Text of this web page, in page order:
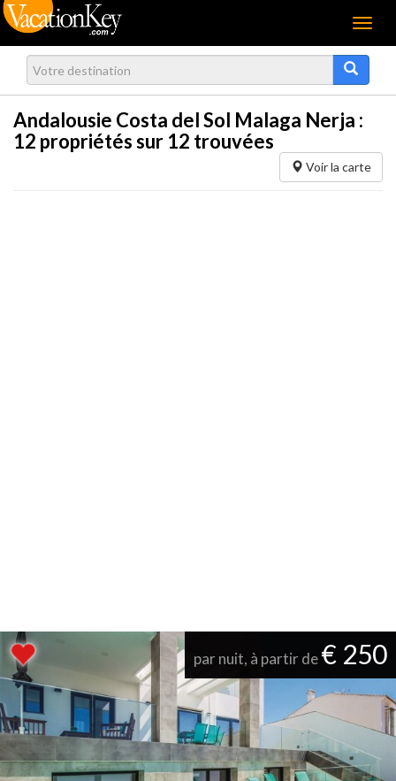
Menu
Andalousie Costa del Sol Malaga Nerja :
12 propriétés sur 12 trouvées
Voir la carte
par nuit, à partir de€ 250